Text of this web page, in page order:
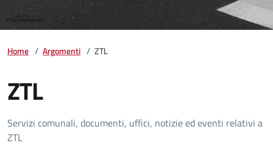
Home / Argomenti / ZTL
ZTL
Dettagli della notizia
Servizi comunali, documenti, uffici, notizie ed eventi relativi a
ZTL